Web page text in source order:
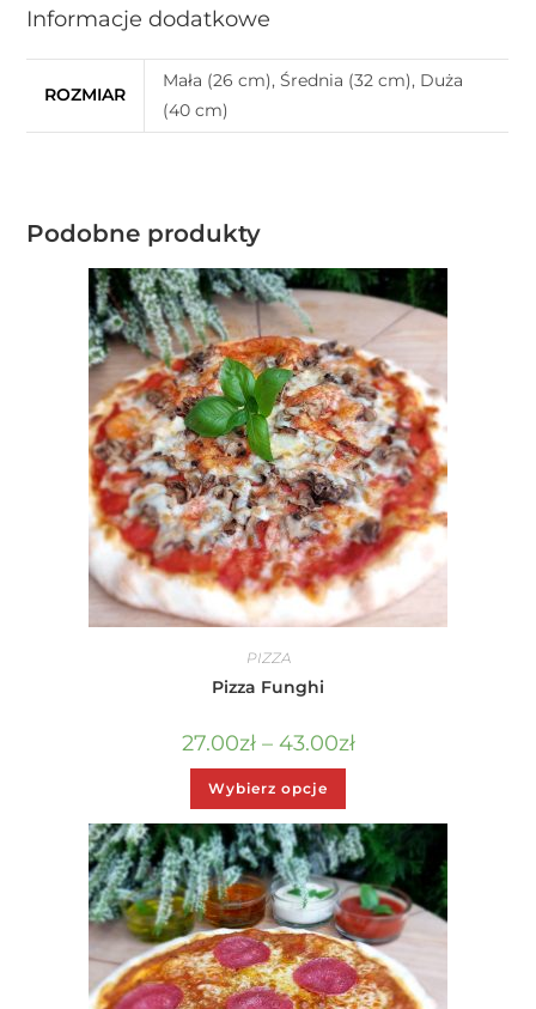
Informacje dodatkowe
ROZMIAR
Mała (26 cm), Średnia (32 cm), Duża
(40 cm)
Podobne produkty
PIZZA
Pizza Funghi
27.00zł – 43.00zł
Wybierz opcje